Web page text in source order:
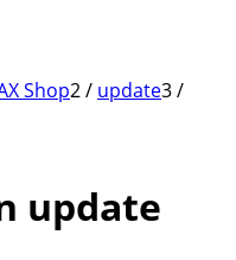
Shop2/ update3/
update